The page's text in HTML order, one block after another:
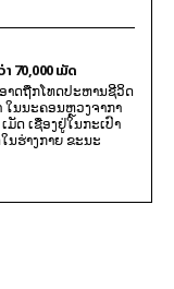
70,000 ເມັດ
ອາດຖືກໂທດປະຫານຊີວິດ
ໃນນະຄອນຫຼວງຈາກາ
ມັດ ເຊື່ອງຢູ່ໃນກະເປົາ
ນຮ່າງກາຍ ຂະນະ